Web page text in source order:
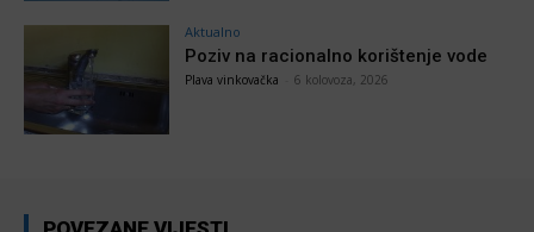
Aktualno
Poziv na racionalno korištenje vode
Plava vinkovačka 6 kolovoza, 2026